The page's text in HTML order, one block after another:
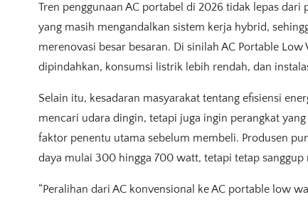
Tren penggunaan AC portabel di 2026 tidak lepas
yang masih mengandalkan sistem kerja hybrid,
merenovasi besar besaran. Di sinilah AC Portable
dipindahkan, konsumsi listrik lebih rendah, dan
Selain itu, kesadaran masyarakat tentang efisiensi
mencari udara dingin, tetapi juga ingin perangkat
faktor penentu utama sebelum membeli. Produsen
daya mulai 300 hingga 700 watt, tetapi tetap
“Peralihan dari AC konvensional ke AC portable low